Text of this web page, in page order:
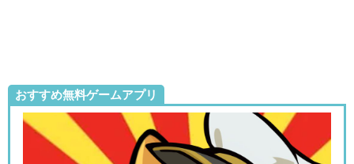
おすすめ無料ゲームアプリ